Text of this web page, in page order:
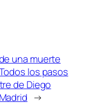
una muerte
los pasos
de Diego
→